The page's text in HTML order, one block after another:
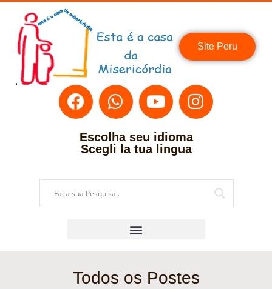
Site Peru
Escolha seu idioma
Scegli la tua lingua
Todos os Postes